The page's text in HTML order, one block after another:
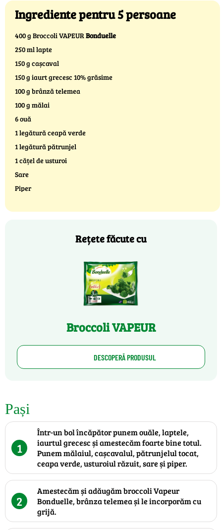
Ingrediente pentru 5 persoane
400 g Broccoli VAPEURBonduelle
250 ml lapte
150 g cașcaval
150 g iaurt grecesc 10% grăsime
100 g brânză telemea
100 g mălai
6 ouă
1 legătură ceapă verde
1 legătură pătrunjel
1 cățel de usturoi
Sare
Piper
Rețete făcute cu
Broccoli VAPEUR
DESCOPERĂ PRODUSUL
Pași
1
Într-un bol încăpător punem ouăle, laptele,
iaurtul grecesc și amestecăm foarte bine totul.
Punem mălaiul, cașcavalul, pătrunjelul tocat,
ceapa verde, usturoiul răzuit, sare și piper.
2
Amestecăm și adăugăm broccoli Vapeur
Bonduelle, brânza telemea și le incorporăm cu
grijă.